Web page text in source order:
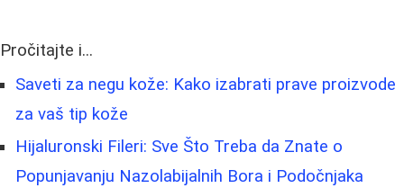
Pročitajte i...
Saveti za negu kože: Kako izabrati prave proizvode
za vaš tip kože
Hijaluronski Fileri: Sve Što Treba da Znate o
Popunjavanju Nazolabijalnih Bora i Podočnjaka